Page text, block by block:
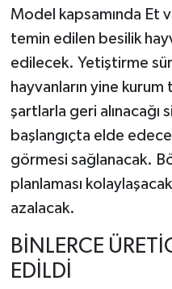
Model kapsamında Et
temin edilen besilik
edilecek. Yetiştirme
hayvanların yine
şartlarla geri alınacağı
başlangıçta elde
görmesi sağlanacak.
planlaması
azalacak.
BİNLERCE
EDİLDİ